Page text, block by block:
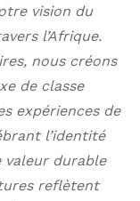
vision du
l’Afrique.
nous créons
de classe
expériences de
l’identité
valeur durable
reflètent